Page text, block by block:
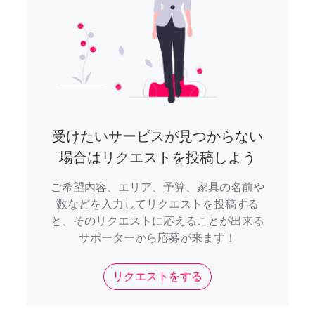
受けたいサービスが見つからない
場合はリクエストを投稿しよう
ご希望内容、エリア、予算、家具の名前や
数などを入力してリクエストを投稿する
と、そのリクエストに応えることが出来る
サポーターから応募が来ます！
リクエストをする